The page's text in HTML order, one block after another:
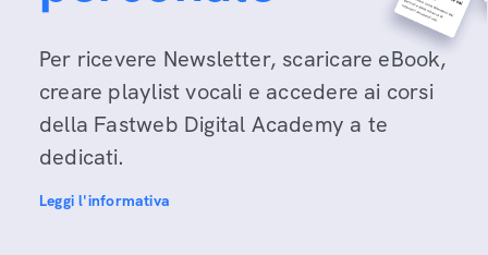
Per ricevere Newsletter, scaricare eBook,
creare playlist vocali e accedere ai corsi
della Fastweb Digital Academy a te
dedicati.
Leggi l'informativa